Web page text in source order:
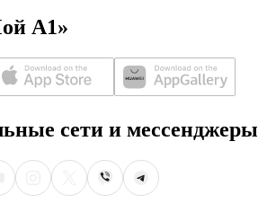
А1»
сети и мессенджеры